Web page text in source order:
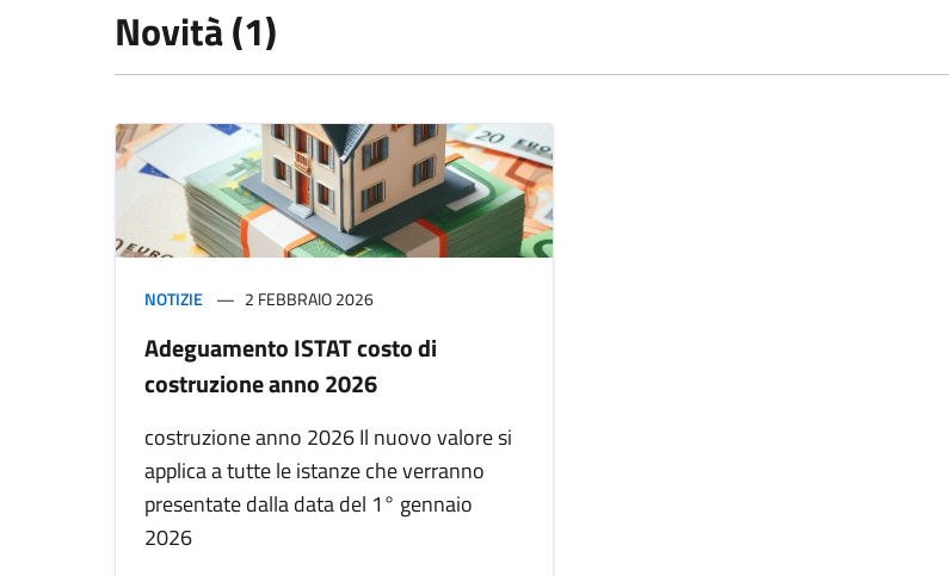
Novità (1)
NOTIZIE 2 FEBBRAIO 2026
Adeguamento ISTAT costo di
costruzione anno 2026
costruzione anno 2026 Il nuovo valore si
applica a tutte le istanze che verranno
presentate dalla data del 1° gennaio
2026